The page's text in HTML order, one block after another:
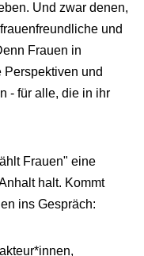
Und zwar denen,
und
Frauen in
Perspektiven und
- für alle, die in ihr
Frauen" eine
halt. Kommt
ins Gespräch: